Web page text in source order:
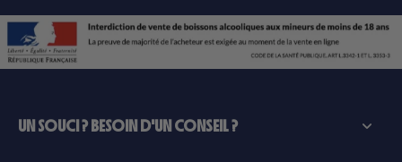
UN SOUCI ? BESOIN D'UN CONSEIL ?